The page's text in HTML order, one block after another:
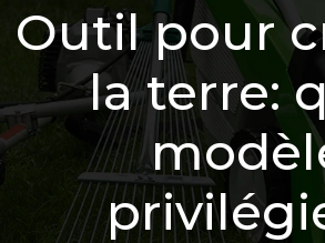
Outil pour
la terre: